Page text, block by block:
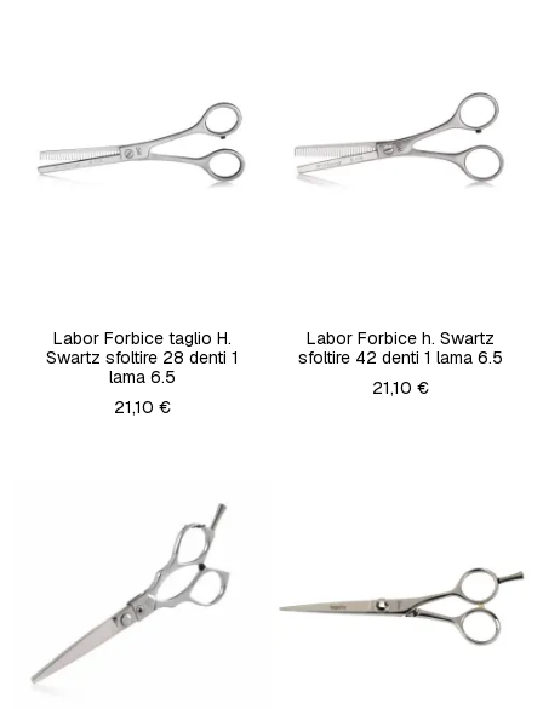
Labor Forbice taglio H.
Swartz sfoltire 28 denti 1
lama 6.5
21,10 €
Labor Forbice h. Swartz
sfoltire 42 denti 1 lama 6.5
21,10 €